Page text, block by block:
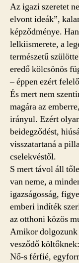
Az igazi szeretet
elvont ideák”,
képződménye.
lelkiismerete, a
természetű
eredő kölcsönös
– éppen ezért
És mert nem
magára az
irányul. Ezért
beidegződést,
visszatartaná a
cselekvéstől.
S mert távol áll
van neme, a
igazságosság,
emberi indíték
az otthoni közös
Amikor dolgozunk
vesződő költőknek:
Nő-s férfié,